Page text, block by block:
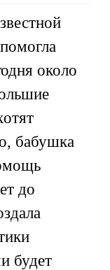
около
бабушка
до
будет